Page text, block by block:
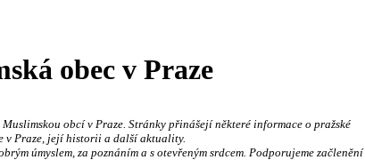
obec v Praze
obcí v Praze. Stránky přinášejí některé informace o pražské
v Praze, její historii a další aktuality.
úmyslem, za poznáním a s otevřeným srdcem. Podporujeme začlenění